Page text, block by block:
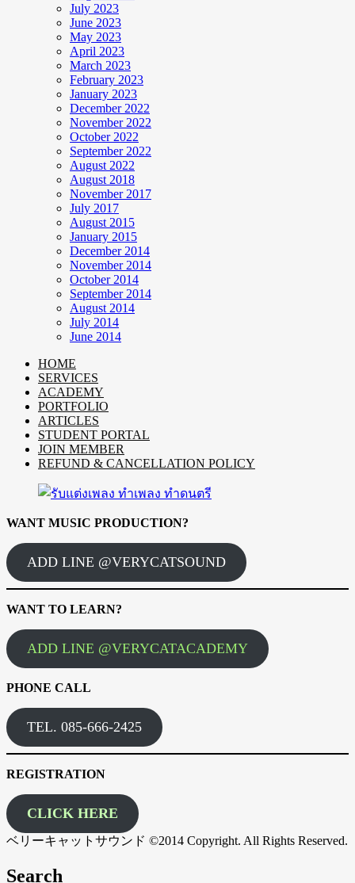
July 2023
June 2023
May 2023
April 2023
March 2023
February 2023
January 2023
December 2022
November 2022
October 2022
September 2022
August 2022
August 2018
November 2017
July 2017
August 2015
January 2015
December 2014
November 2014
October 2014
September 2014
August 2014
July 2014
June 2014
HOME
SERVICES
ACADEMY
PORTFOLIO
ARTICLES
STUDENT PORTAL
JOIN MEMBER
REFUND & CANCELLATION POLICY
WANT MUSIC PRODUCTION?
ADD LINE @VERYCATSOUND
WANT TO LEARN?
ADD LINE @VERYCATACADEMY
PHONE CALL
TEL. 085-666-2425
REGISTRATION
CLICK HERE
ベリーキャットサウンド ©2014 Copyright. All Rights Reserved.
Search